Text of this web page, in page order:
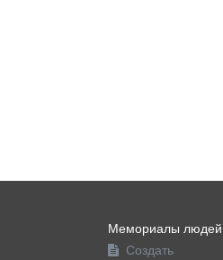
Мемориалы людей
Создать